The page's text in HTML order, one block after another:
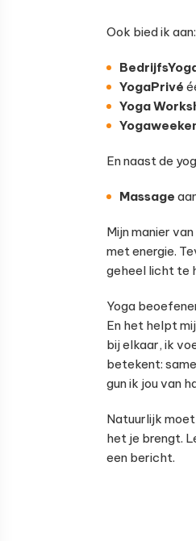
Ook bied ik aan:
YogaPrivé
Yoga
En naast de
Massage
Mijn manier
met energie.
geheel licht te
Yoga
En het helpt
bij elkaar, ik
betekent:
gun ik jou van
Natuurlijk
het je brengt.
een bericht.